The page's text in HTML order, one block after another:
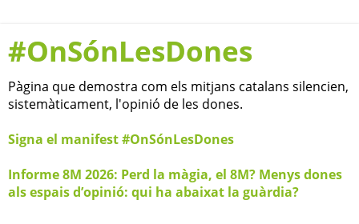
#OnSónLesDones
Pàgina que demostra com els mitjans catalans silencien,
sistemàticament, l'opinió de les dones.
Signa el manifest #OnSónLesDones
Informe 8M 2026: Perd la màgia, el 8M? Menys dones
als espais d’opinió: qui ha abaixat la guàrdia?